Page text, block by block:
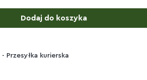
Dodaj do koszyka
- Przesyłka kurierska